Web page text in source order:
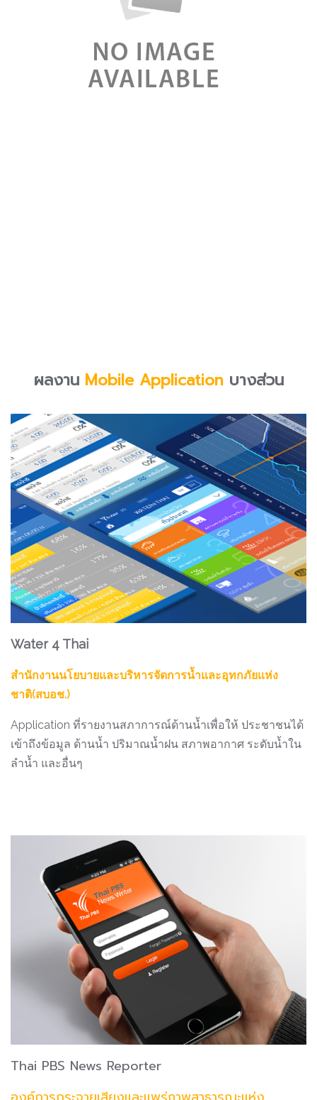
ผลงาน Mobile Applicationบางส่วน
Water 4 Thai
สำนักงานนโยบายและบริหารจัดการน้ำและอุทกภัยแห่ง
ชาติ(สบอช.)
Application ที่รายงานสภาการณ์ด้านน้ำเพื่อให้ ประชาชนได้
เข้าถึงข้อมูล ด้านน้ำ ปริมาณน้ำฝน สภาพอากาศ ระดับน้ำใน
ลำน้ำ และอื่นๆ
Thai PBS News Reporter